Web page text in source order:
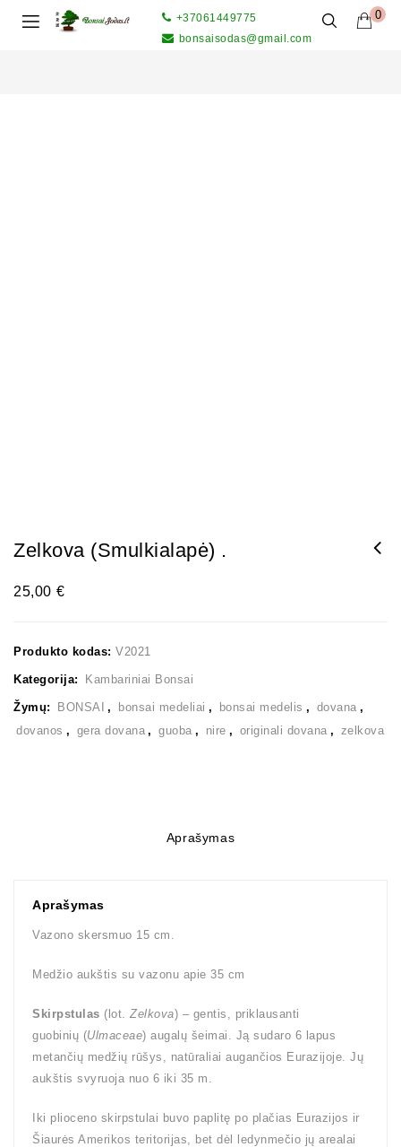
0
+37061449775
bonsaisodas@gmail.com
Zelkova (smulkialapė) .
25,00 €
Produkto kodas: V2021
Kategorija: Kambariniai Bonsai
Žymų: BONSAI , bonsai medeliai , bonsai medelis , dovana ,
dovanos , gera dovana , guoba , nire , originali dovana , zelkova
Aprašymas
Aprašymas
Vazono skersmuo 15 cm.
Medžio aukštis su vazonu apie 35 cm
Skirpstulas (lot. Zelkova) – gentis, priklausanti
guobinių (Ulmaceae) augalų šeimai. Ją sudaro 6 lapus
metančių medžių rūšys, natūraliai augančios Eurazijoje. Jų
aukštis svyruoja nuo 6 iki 35 m.
Iki plioceno skirpstulai buvo paplitę po plačias Eurazijos ir
Šiaurės Amerikos teritorijas, bet dėl ledynmečio jų arealai